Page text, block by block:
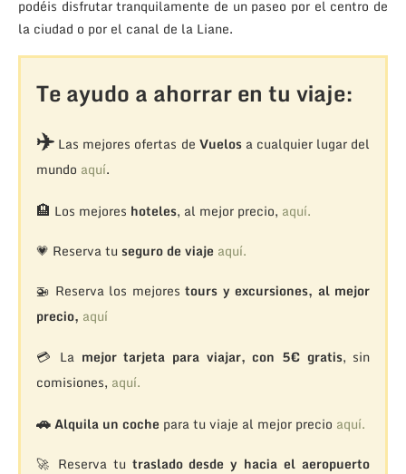
podéis disfrutar tranquilamente de un paseo por el centro de
la ciudad o por el canal de la Liane.
Te ayudo a ahorrar en tu viaje:
✈️Las mejores ofertas de Vuelosa cualquier lugar del
mundo aquí.
🏨 Los mejores hoteles, al mejor precio, aquí.
💗 Reserva tu seguro de viaje aquí.
🚁 Reserva los mejorestours y excursiones, al mejor
precio, aquí
💳 La mejor tarjeta para viajar, con 5€ gratis, sin
comisiones, aquí.
🚗Alquila un coche para tu viaje al mejor precio aquí.
🚀 Reserva tu traslado desde y hacia el aeropuerto